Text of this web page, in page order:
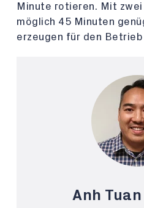
Minute rotieren. Mit
möglich 45 Minuten
erzeugen für den
Anh